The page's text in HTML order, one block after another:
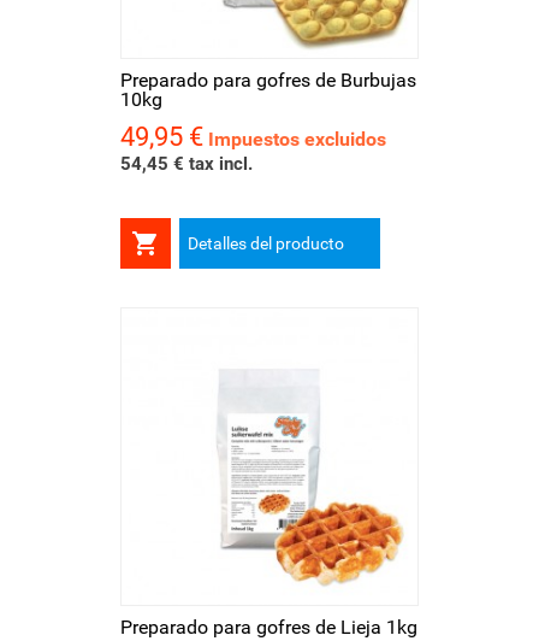
Preparado para gofres de Burbujas
10kg
Precio
49,95 € Impuestos excluidos
54,45 € tax incl.
 Detalles del producto
Preparado para gofres de Lieja 1kg